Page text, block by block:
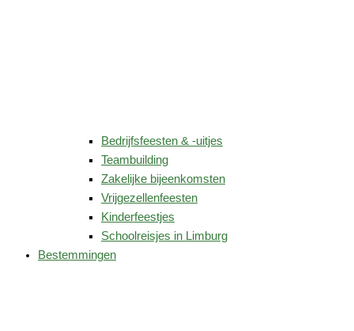
Bedrijfsfeesten & -uitjes
Teambuilding
Zakelijke bijeenkomsten
Vrijgezellenfeesten
Kinderfeestjes
Schoolreisjes in Limburg
Bestemmingen